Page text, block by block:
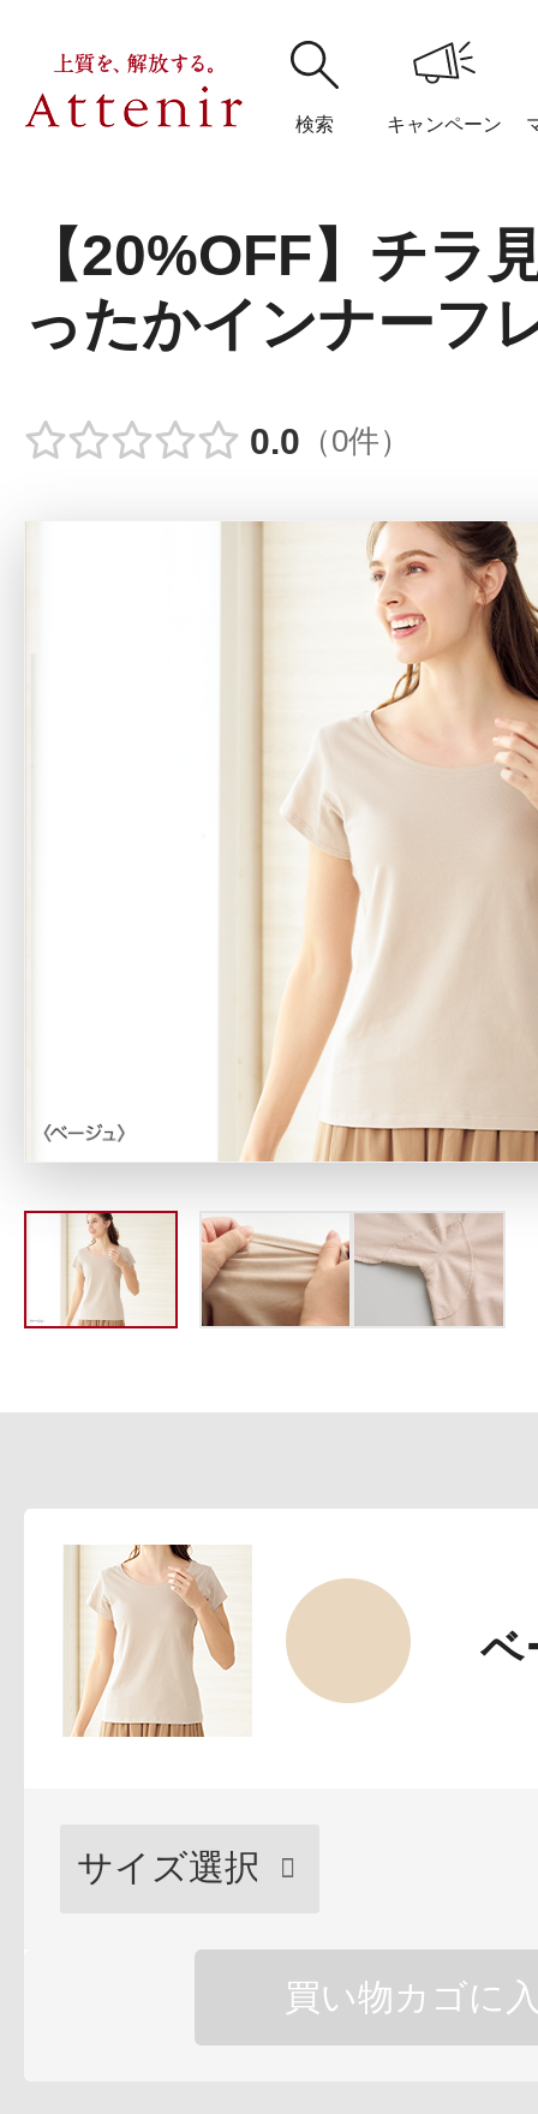
検索 キャンペーン
購入履歴 閲覧履
ブランドサイ
アテニアの「
お友達紹介サ
定期お届けサ
スキンケア人気ライン
ドレススノー
ドレスリフト
スキンクリア
クレンズオイル
【20%OFF】チラ
ったかインナーフ
0.0 （0件）
ベ
買い物カゴに